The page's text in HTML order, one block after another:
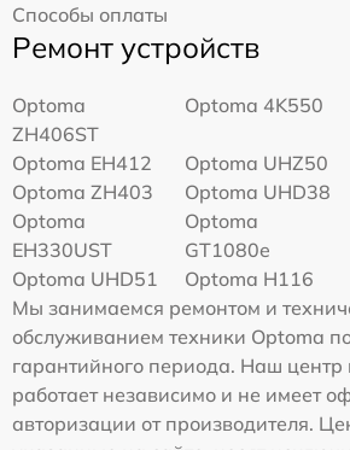
Способы оплаты
Ремонт устройств
Optoma
ZH406ST
Optoma 4K550
Optoma EH412
Optoma UHZ50
Optoma ZH403
Optoma UHD38
Optoma
EH330UST
Optoma
GT1080e
Optoma UHD51
Optoma H116
Мы занимаемся ремонтом и
обслуживанием техники Optoma
гарантийного периода. Наш центр
работает независимо и не имеет
авторизации от производителя.